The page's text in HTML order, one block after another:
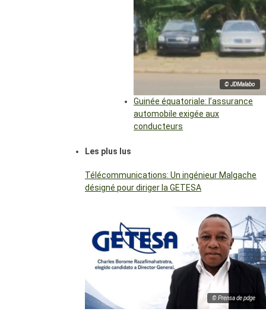
© JDMalabo
Guinée équatoriale: l’assurance
automobile exigée aux
conducteurs
Les plus lus
Télécommunications: Un ingénieur Malgache
désigné pour diriger la GETESA
© Prensa de pdge